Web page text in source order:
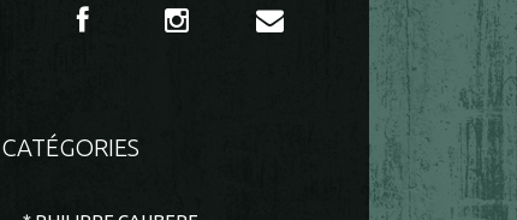
CATÉGORIES